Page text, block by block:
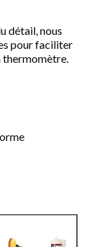
détail, nous
pour faciliter
thermomètre.